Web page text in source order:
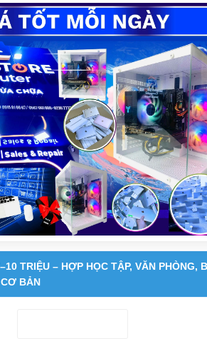
TRIỆU – HỢP HỌC TẬP, VĂN PHÒNG,
BẢN